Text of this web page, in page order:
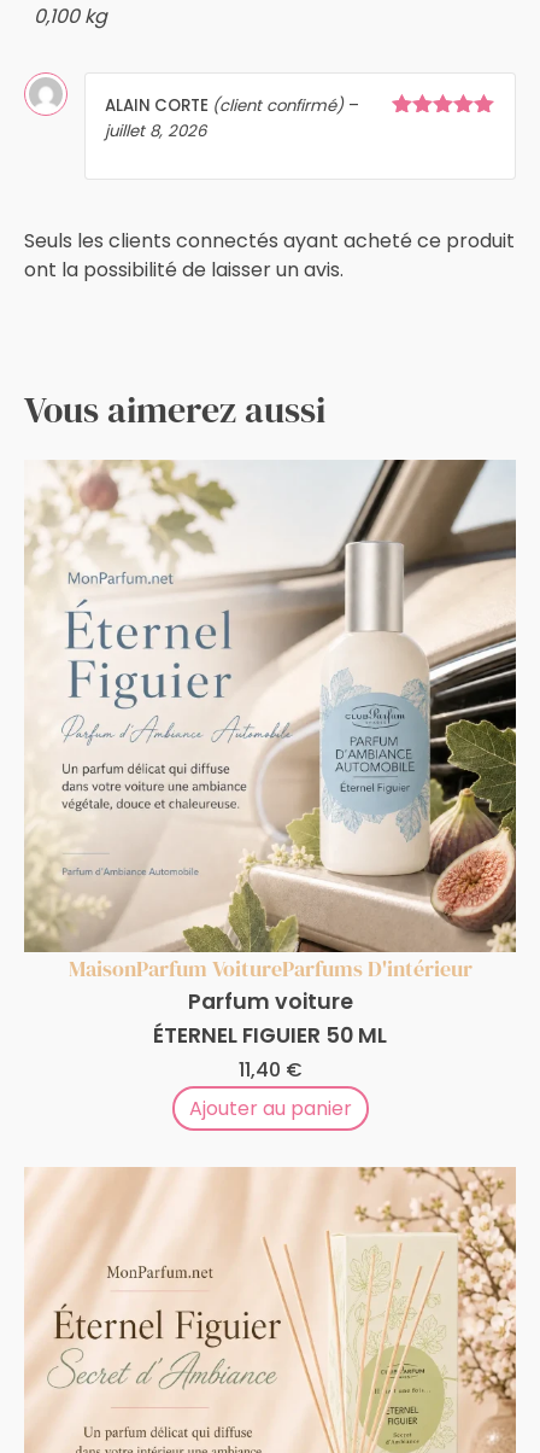
0,100 kg
ALAIN CORTE (client confirmé) –
juillet 8, 2026
Seuls les clients connectés ayant acheté ce produit
ont la possibilité de laisser un avis.
Vous aimerez aussi
MaisonParfum VoitureParfums D'intérieur
Parfum voiture
ÉTERNEL FIGUIER 50 ML
11,40 €
Ajouter au panier